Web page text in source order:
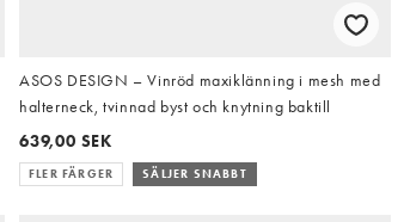
ASOS DESIGN – Vinröd maxiklänning i mesh med
halterneck, tvinnad byst och knytning baktill
639,00 SEK
FLER FÄRGER SÄLJER SNABBT